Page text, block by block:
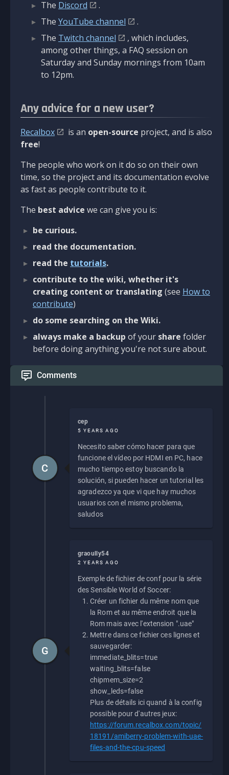
The Discord
.
The YouTube channel
.
The Twitch channel
, which includes,
among other things, a FAQ session on
Saturday and Sunday mornings from 10am
to 12pm.
Any advice for a new user?
Recalbox is an open-source project, and is also
free!
The people who work on it do so on their own
time, so the project and its documentation evolve
as fast as people contribute to it.
The best advice we can give you is:
be curious.
read the documentation.
read the tutorials.
contribute to the wiki, whether it's
creating content or translating (see How to
contribute)
do some searching on the Wiki.
always make a backup of your share folder
before doing anything you're not sure about.
Comments
cep
5 YEARS AGO
Necesito saber cómo hacer para que
funcione el vídeo por HDMI en PC, hace
mucho tiempo estoy buscando la
solución, si pueden hacer un tutorial les
agradezco ya que vi que hay muchos
usuarios con el mismo problema,
saludos
C
graoully54
2 YEARS AGO
Exemple de fichier de conf pour la série
des Sensible World of Soccer:
Créer un fichier du même nom que
la Rom et au même endroit que la
Rom mais avec l'extension ".uae"
Mettre dans ce fichier ces lignes et
sauvegarder:
immediate_blits=true
waiting_blits=false
chipmem_size=2
show_leds=false
Plus de détails ici quand à la config
possible pour d'autres jeux:
https://forum.recalbox.com/topic/
18191/amiberry-problem-with-uae-
files-and-the-cpu-speed
G